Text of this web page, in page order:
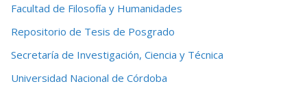
Facultad de Filosofía y Humanidades
Repositorio de Tesis de Posgrado
Secretaría de Investigación, Ciencia y Técnica
Universidad Nacional de Córdoba